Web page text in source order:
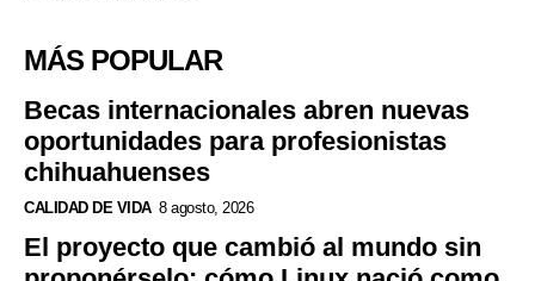
MÁS POPULAR
Becas internacionales abren nuevas
oportunidades para profesionistas
chihuahuenses
CALIDAD DE VIDA 8 agosto, 2026
El proyecto que cambió al mundo sin